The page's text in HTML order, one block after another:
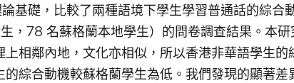
礎，比較了兩種語境下學生學習普通話的綜合
，78 名蘇格蘭本地學生）的問卷調查結果。本
相鄰內地，文化亦相似，所以香港非華語學生的
綜合動機較蘇格蘭學生為低。我們發現的顯著差